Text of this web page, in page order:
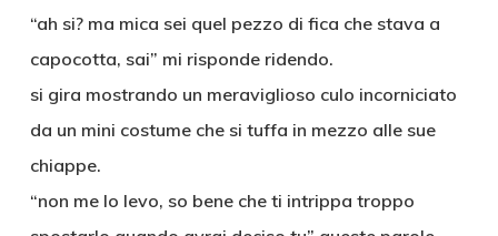
“ah si? ma mica sei quel pezzo di fica che stava a
capocotta, sai” mi risponde ridendo.
si gira mostrando un meraviglioso culo incorniciato
da un mini costume che si tuffa in mezzo alle sue
chiappe.
“non me lo levo, so bene che ti intrippa troppo